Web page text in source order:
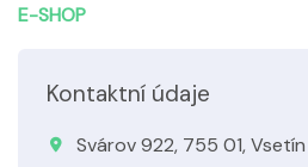
E-SHOP
Kontaktní údaje
Svárov 922, 755 01, Vsetín